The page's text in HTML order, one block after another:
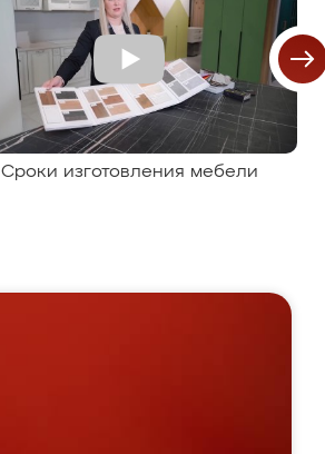
Сроки изготовления мебели